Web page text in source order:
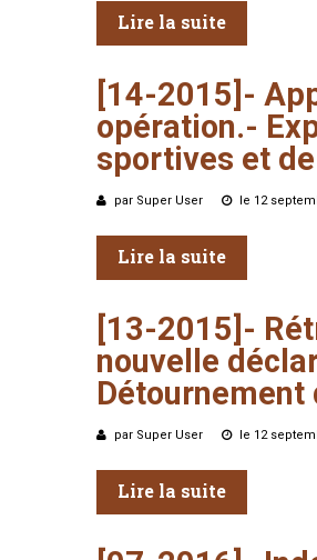
Lire la suite
[14-2015]-
opération.-
sportives et de
par Super User le 12
Lire la suite
[13-2015]-
nouvelle
Détournement
par Super User le 12
Lire la suite